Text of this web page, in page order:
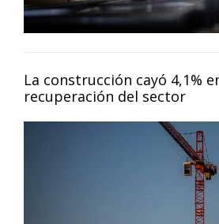
La construcción cayó 4,1%
recuperación del sector